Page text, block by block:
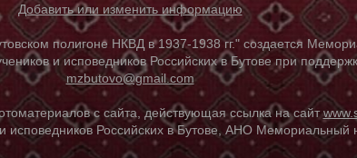
Добавить или изменить информацию
полигоне НКВД в 1937-1938 гг." создается
и исповедников Российских в Бутове при
mzbutovo@gmail.com
с сайта, действующая ссылка на сайт
Российских в Бутове, АНО Мемориальный